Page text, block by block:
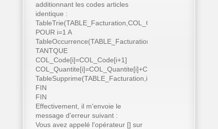
additionnant les codes articles
identique :
TableTrie(TABLE_Facturation,COL_Code..Nom)
POUR i=1 A
TableOccurrence(TABLE_Facturation)
TANTQUE
COL_Code[i]=COL_Code[i+1]
COL_Quantite[i]=COL_Quantite[i]+COL_Quantite[i+1]
TableSupprime(TABLE_Facturation,i+1)
FIN
FIN
Effectivement, il m'envoie le
message d'erreur suivant :
Vous avez appelé l'opérateur [] sur